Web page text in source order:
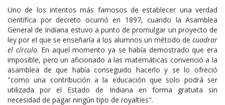
Uno de los intentos más famosos de establecer una verdad
científica por decreto ocurrió en 1897, cuando la Asamblea
General de Indiana estuvo a punto de promulgar un proyecto de
ley por el que se enseñaría a los alumnos un método de cuadrar
el círculo. En aquel momento ya se había demostrado que era
imposible, pero un aficionado a las matemáticas convenció a la
asamblea de que había conseguido hacerlo y se lo ofreció
"como una contribución a la educación que solo podrá ser
utilizada por el Estado de Indiana en forma gratuita sin
necesidad de pagar ningún tipo de royalties".